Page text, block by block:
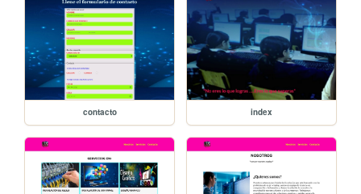
contacto index